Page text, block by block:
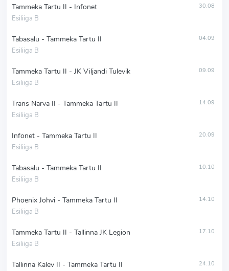
Tammeka Tartu II - Infonet
Esiliiga B
30.08
Tabasalu - Tammeka Tartu II
Esiliiga B
04.09
Tammeka Tartu II - JK Viljandi Tulevik
Esiliiga B
09.09
Trans Narva II - Tammeka Tartu II
Esiliiga B
14.09
Infonet - Tammeka Tartu II
Esiliiga B
20.09
Tabasalu - Tammeka Tartu II
Esiliiga B
10.10
Phoenix Johvi - Tammeka Tartu II
Esiliiga B
14.10
Tammeka Tartu II - Tallinna JK Legion
Esiliiga B
17.10
Tallinna Kalev II - Tammeka Tartu II 24.10